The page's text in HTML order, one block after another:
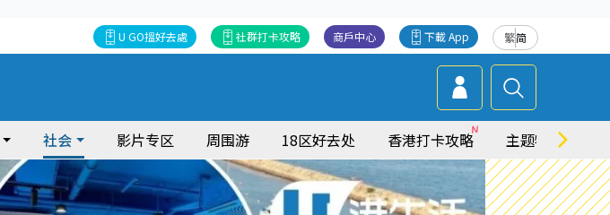
繁简
下載 App
商戶中心
社群打卡攻略
U GO搵好去處
社会 影片专区 周围游 18区好去处 香港打卡攻略 主题特集